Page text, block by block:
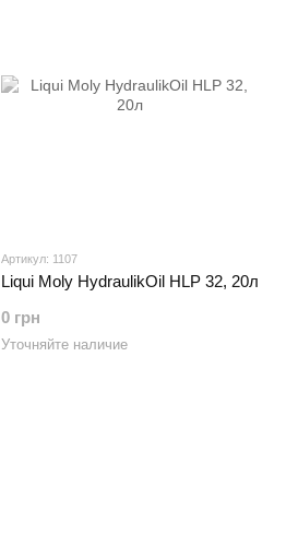
Артикул: 1107
Liqui Moly HydraulikOil HLP 32, 20л
0 грн
Уточняйте наличие